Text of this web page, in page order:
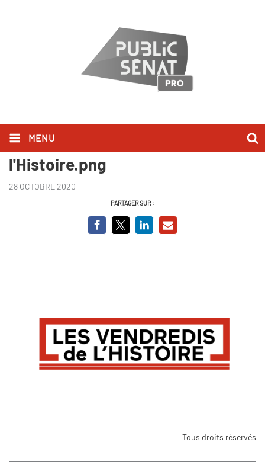
MENU
Logo Les vendredis de
l'Histoire.png
28 OCTOBRE 2020
PARTAGER SUR :
Tous droits réservés